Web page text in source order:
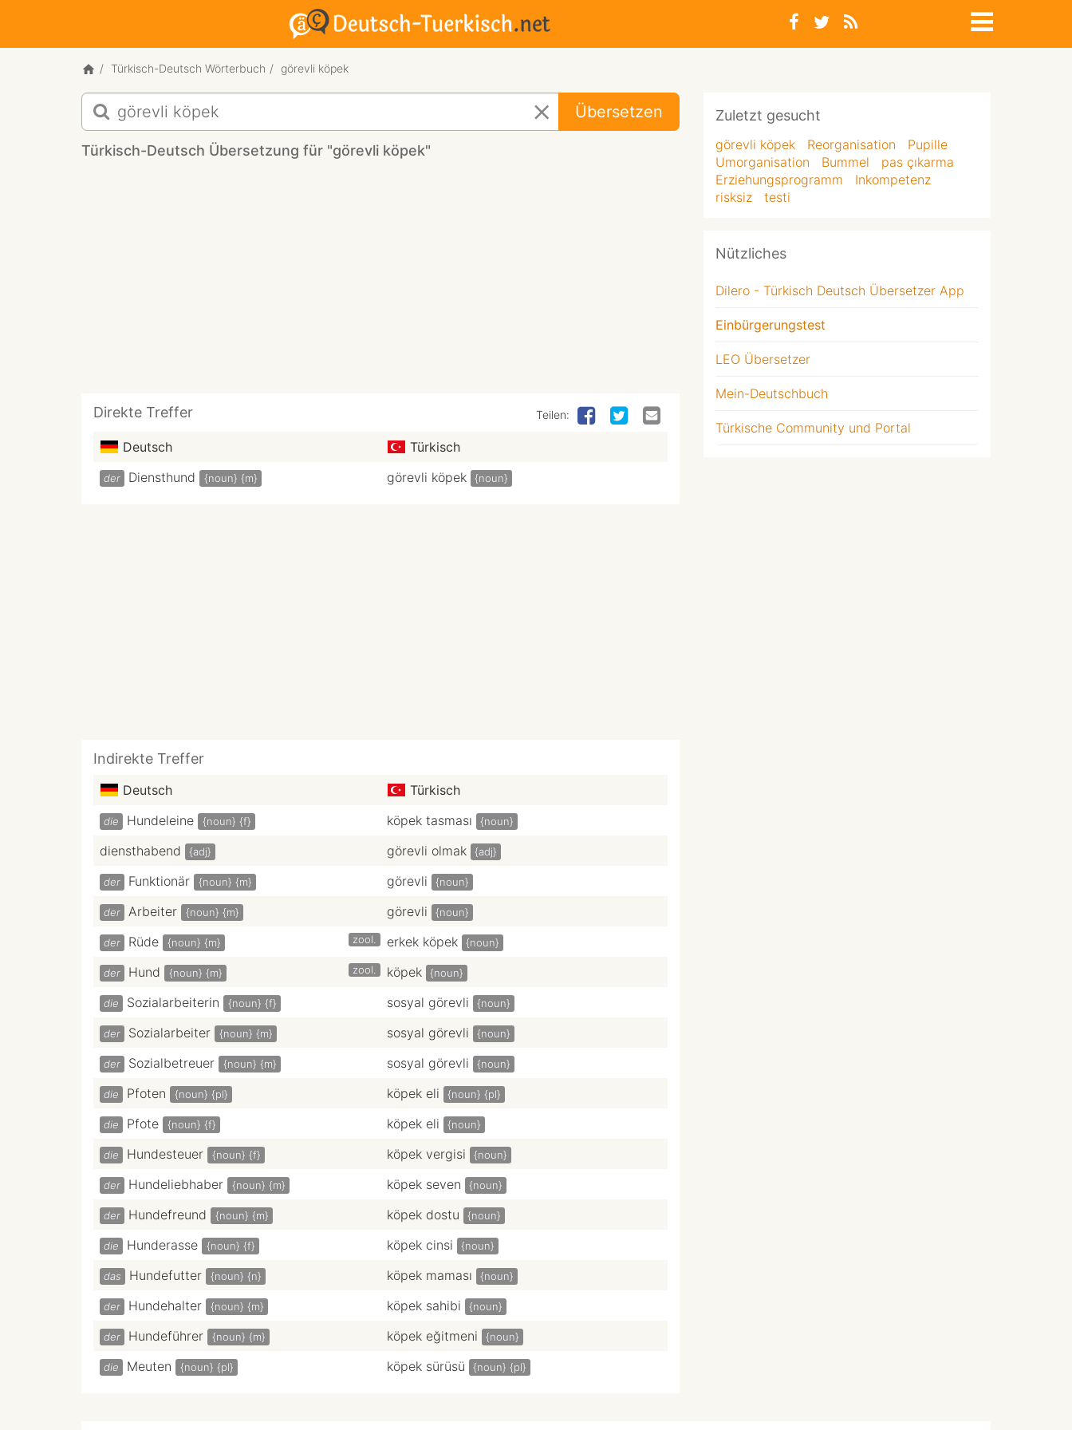
Türkisch-Deutsch Wörterbuch görevli köpek
Türkisch-
Deutsch
Übersetzung
für
Übersetzen
Türkisch-Deutsch Übersetzung für "görevli köpek"
Direkte Treffer Teilen:
Deutsch Türkisch
der Diensthund {noun} {m} görevli köpek {noun}
Indirekte Treffer
Deutsch Türkisch
die Hundeleine {noun} {f} köpek tasması {noun}
diensthabend {adj} görevli olmak {adj}
der Funktionär {noun} {m} görevli {noun}
der Arbeiter {noun} {m} görevli {noun}
der Rüde {noun} {m} zool. erkek köpek {noun}
der Hund {noun} {m} zool. köpek {noun}
die Sozialarbeiterin {noun} {f} sosyal görevli {noun}
der Sozialarbeiter {noun} {m} sosyal görevli {noun}
der Sozialbetreuer {noun} {m} sosyal görevli {noun}
die Pfoten {noun} {pl} köpek eli {noun} {pl}
die Pfote {noun} {f} köpek eli {noun}
die Hundesteuer {noun} {f} köpek vergisi {noun}
der Hundeliebhaber {noun} {m} köpek seven {noun}
der Hundefreund {noun} {m} köpek dostu {noun}
die Hunderasse {noun} {f} köpek cinsi {noun}
das Hundefutter {noun} {n} köpek maması {noun}
der Hundehalter {noun} {m} köpek sahibi {noun}
der Hundeführer {noun} {m} köpek eğitmeni {noun}
die Meuten {noun} {pl} köpek sürüsü {noun} {pl}
Zuletzt gesucht
görevli köpek Reorganisation
Pupille
Umorganisation
Bummel
pas çıkarma
Erziehungsprogramm
Inkompetenz
risksiz
testi
Nützliches
Dilero - Türkisch Deutsch Übersetzer App
Einbürgerungstest
LEO Übersetzer
Mein-Deutschbuch
Türkische Community und Portal